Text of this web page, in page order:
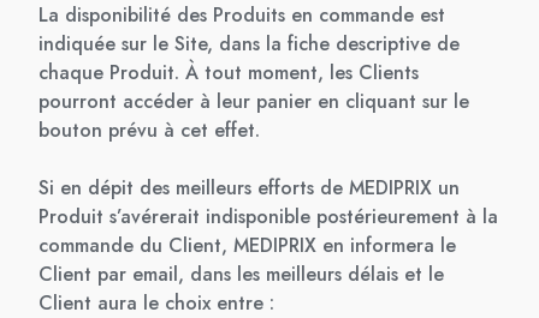
La disponibilité des Produits en commande est
indiquée sur le Site, dans la fiche descriptive de
chaque Produit. À tout moment, les Clients
pourront accéder à leur panier en cliquant sur le
bouton prévu à cet effet.
Si en dépit des meilleurs efforts de MEDIPRIX un
Produit s’avérerait indisponible postérieurement à la
commande du Client, MEDIPRIX en informera le
Client par email, dans les meilleurs délais et le
Client aura le choix entre :